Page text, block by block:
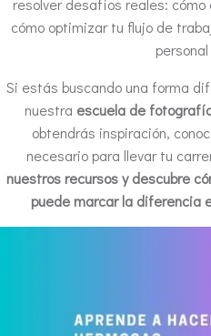
resolver desafíos reales:
cómo optimizar tu flujo de
Si estás buscando una forma
nuestra escuela de
obtendrás inspiración,
necesario para llevar tu
nuestros recursos y descubre
puede marcar la diferencia